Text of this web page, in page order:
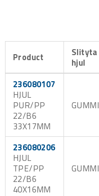
Product
Slityta
hjul
236080107
HJUL
PUR/PP
22/B6
33X17MM
GUMMI
236080206
HJUL
TPE/PP
22/B6
40X16MM
GUMMI